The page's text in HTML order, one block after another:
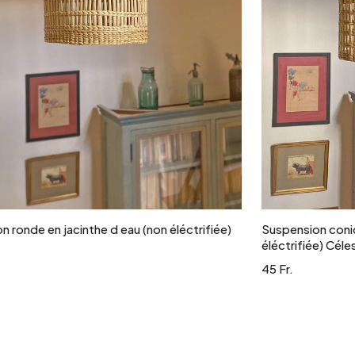
Ajouter au panier
ronde en jacinthe d eau (non éléctrifiée)
Suspension
éléctrifiée)
45 Fr.